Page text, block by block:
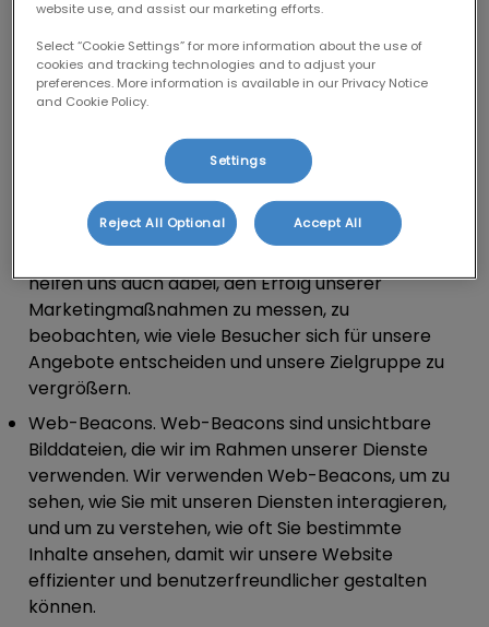
Ihrem Gerät gespeichert wird, ist ein Pixel ein
Code-Ausschnitt, der mehrere Datenpunkte über
verschiedene Webseiten und andere Seiten
hinweg sammelt, z. B. wie Sie surfen und auf
Code-Ausschnitt kann über eine eindeutige
Kennung mit den Nutzern verknüpft werden. Wir
verwenden Pixel, da sie uns helfen, Ihnen
relevantere Anzeigen basierend auf Ihren
helfen uns auch dabei, den Erfolg unserer
Marketingmaßnahmen zu messen, zu
beobachten, wie viele Besucher sich für unsere
Angebote entscheiden und unsere Zielgruppe zu
vergrößern.
Web-Beacons. Web-Beacons sind unsichtbare
Bilddateien, die wir im Rahmen unserer Dienste
verwenden. Wir verwenden Web-Beacons, um zu
sehen, wie Sie mit unseren Diensten interagieren,
und um zu verstehen, wie oft Sie bestimmte
Inhalte ansehen, damit wir unsere Website
effizienter und benutzerfreundlicher gestalten
können.
website use, and assist our marketing efforts.
Select “Cookie Settings” for more information about the use of
cookies and tracking technologies and to adjust your
preferences. More information is available in our Privacy Notice
and Cookie Policy.
Settings
Reject All Optional Accept All